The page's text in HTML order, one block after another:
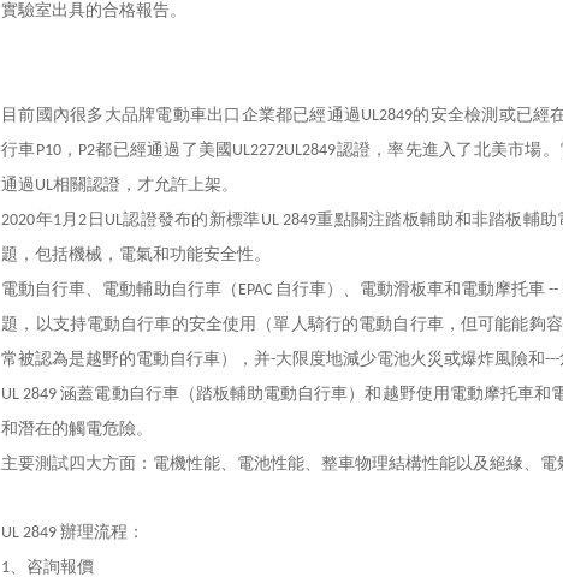
實驗室出具的合格報告。
目前國內很多大品牌電動車出口企業都已經通過UL2849的安全檢測或已經
行車P10， P2都已經通過了美國 UL2272UL2849認證，率先進入了北美市場
通過UL相關認證，才允許上架。
2020年1月2 日 UL認證發布的新標準UL 2849重點關注踏板輔助和非踏板輔
題，包括機械，電氣和功能安全性。
電動自行車、電動輔助自行車（ EPAC 自行車）、電動滑板車和電動摩托車 --
題，以支持電動自行車的安全使用（單人騎行的電動自行車，但可能能夠
常被認為是越野的電動自行車），并-大限度地減少電池火災或爆炸風險和---
UL 2849涵蓋電動自行車（踏板輔助電動自行車）和越野使用電動摩托車
和潛在的觸電危險。
主要測試四大方面：電機性能、電池性能、整車物理結構性能以及絕緣、電
UL 2849辦理流程：
1、咨詢報價